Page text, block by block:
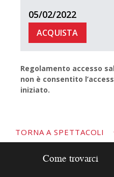
05/02/2022
ACQUISTA
Regolamento accesso
non è consentito
iniziato.
TORNA A SPETTACOLI
Come trovarci